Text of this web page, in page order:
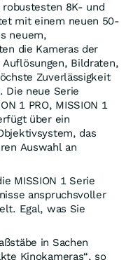
8K- und
mit einem neuen 50-
neuem,
die Kameras der
Bildraten,
Zuverlässigkeit
Die neue Serie
1 PRO, MISSION 1
über ein
das
Auswahl an
MISSION 1 Serie
anspruchsvoller
Egal, was Sie
in Sachen
Kinokameras“, so